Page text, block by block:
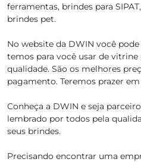
ferramentas, brindes para
brindes pet.
No website da DWIN você
temos para você usar de
qualidade. São os melhores
pagamento. Teremos prazer
Conheça a DWIN e seja
lembrado por todos pela
seus brindes.
Precisando encontrar uma